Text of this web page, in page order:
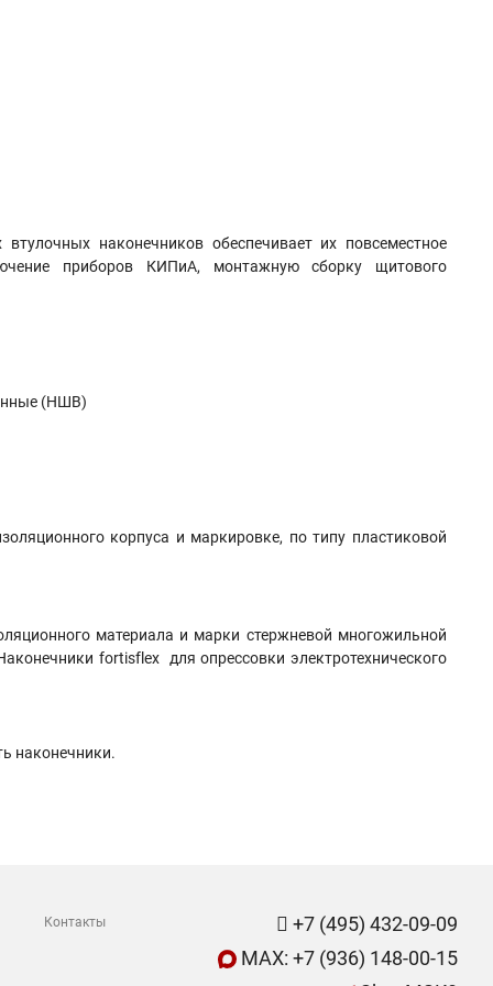
наконечников обеспечивает их повсеместное
приборов КИПиА, монтажную сборку щитового
(НШВ)
корпуса и маркировке, по типу пластиковой
материала и марки стержневой многожильной
fortisflex для опрессовки электротехнического
наконечники.
Контакты
+7 (495) 432-09-09
MAX: +7 (936) 148-00-15